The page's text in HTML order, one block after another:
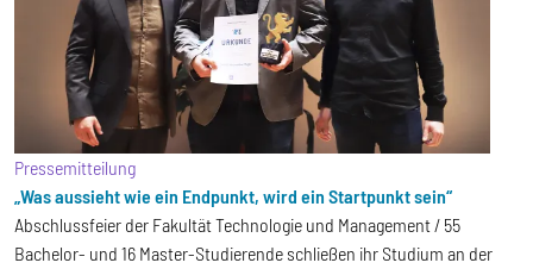
Pressemitteilung
„Was aussieht wie ein Endpunkt, wird ein Startpunkt sein“
Abschlussfeier der Fakultät Technologie und Management / 55
Bachelor- und 16 Master-Studierende schließen ihr Studium an der